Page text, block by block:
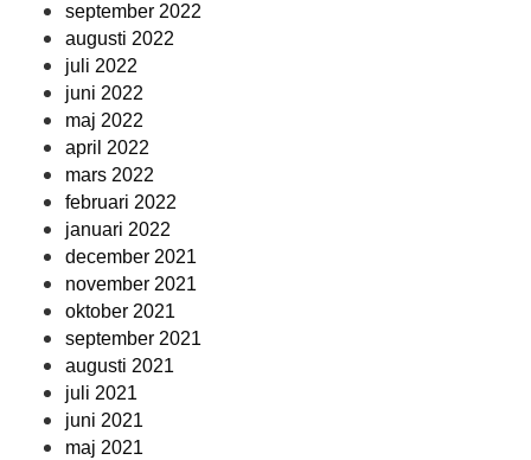
september 2022
augusti 2022
juli 2022
juni 2022
maj 2022
april 2022
mars 2022
februari 2022
januari 2022
december 2021
november 2021
oktober 2021
september 2021
augusti 2021
juli 2021
juni 2021
maj 2021